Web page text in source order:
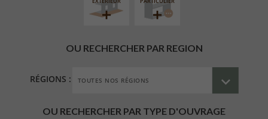
OU RECHERCHER PAR REGION
RÉGIONS :
OU RECHERCHER PAR TYPE D'OUVRAGE